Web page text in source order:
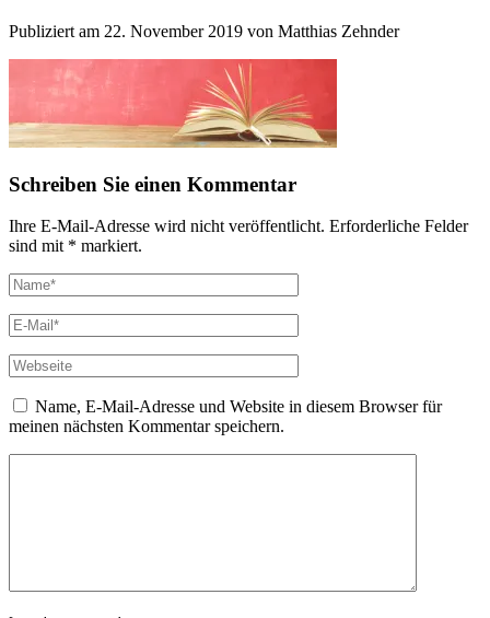
Publiziert am 22. November 2019 von Matthias Zehnder
Schreiben Sie einen Kommentar
Ihre E-Mail-Adresse wird nicht veröffentlicht. Erforderliche Felder
sind mit * markiert.
Name, E-Mail-Adresse und Website in diesem Browser für
meinen nächsten Kommentar speichern.